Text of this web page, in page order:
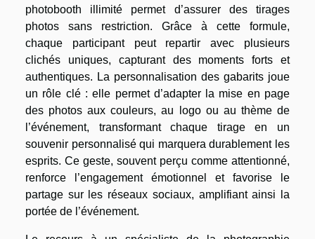
photobooth illimité permet d’assurer des tirages
photos sans restriction. Grâce à cette formule,
chaque participant peut repartir avec plusieurs
clichés uniques, capturant des moments forts et
authentiques. La personnalisation des gabarits joue
un rôle clé : elle permet d’adapter la mise en page
des photos aux couleurs, au logo ou au thème de
l’événement, transformant chaque tirage en un
souvenir personnalisé qui marquera durablement les
esprits. Ce geste, souvent perçu comme attentionné,
renforce l’engagement émotionnel et favorise le
partage sur les réseaux sociaux, amplifiant ainsi la
portée de l’événement.